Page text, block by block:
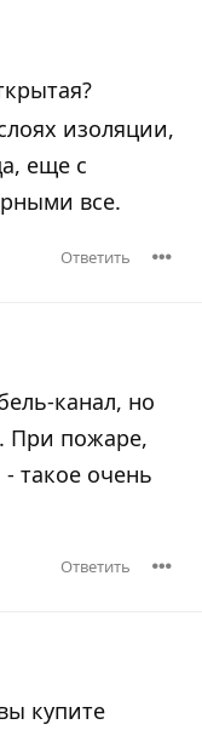
изоляции,
еще с
все.
Ответить
канал, но
При пожаре,
такое очень
Ответить
купите